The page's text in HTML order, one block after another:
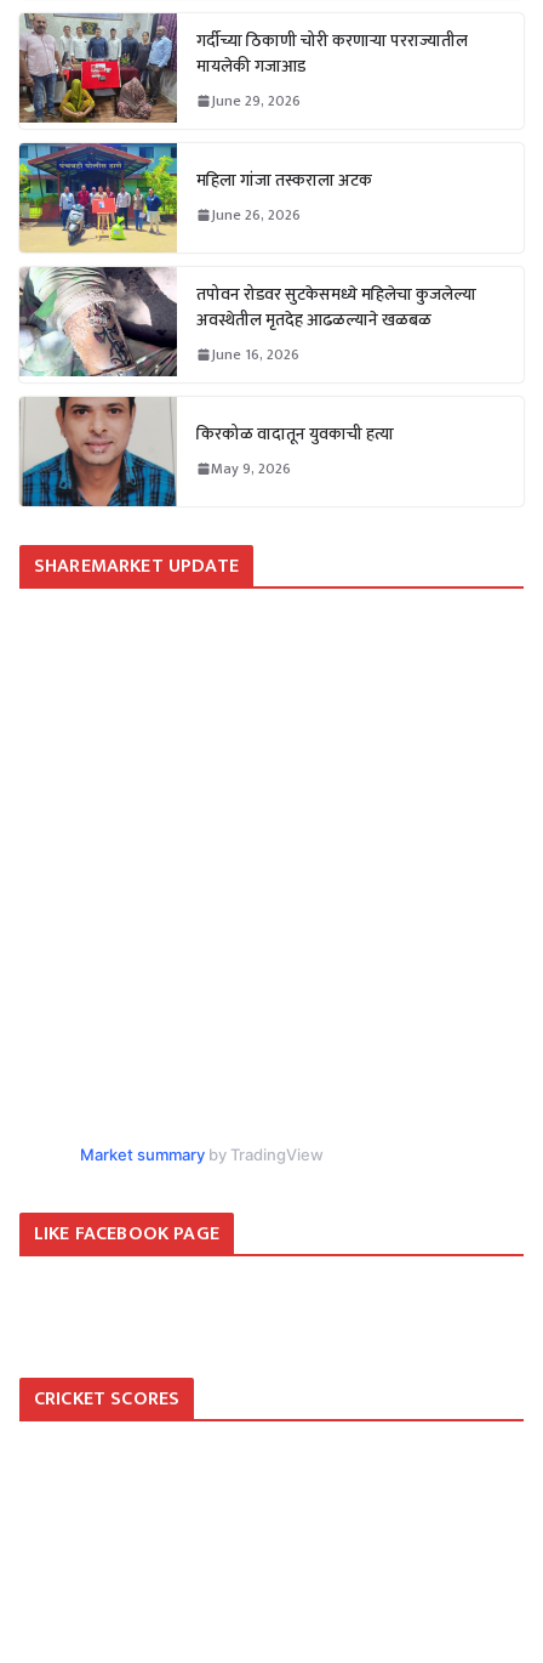
गर्दीच्या ठिकाणी चोरी करणाऱ्या परराज्यातील
मायलेकी गजाआड
June 29, 2026
महिला गांजा तस्कराला अटक
June 26, 2026
तपोवन रोडवर सुटकेसमध्ये महिलेचा कुजलेल्या
अवस्थेतील मृतदेह आढळल्याने खळबळ
June 16, 2026
किरकोळ वादातून युवकाची हत्या
May 9, 2026
SHAREMARKET UPDATE
Market summaryby TradingView
LIKE FACEBOOK PAGE
CRICKET SCORES